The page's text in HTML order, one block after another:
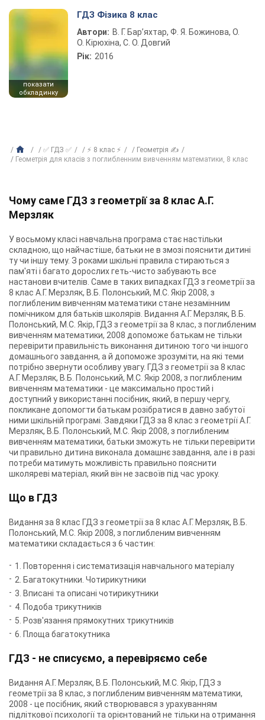
показати
обкладинку
ГДЗ Фізика 8 клас
Автори: В. Г. Бар’яхтар, Ф. Я. Божинова, О.
О. Кірюхіна, С. О. Довгий
Рік: 2016
✅ ГДЗ ✅ ⚡ 8 клас ⚡
Геометрія ✍
Геометрія для класів з поглибленним вивченням математики, 8 клас
Чому саме ГДЗ з геометрії за 8 клас А.Г.
Мерзляк
У восьмому класі навчальна програма стає настільки
складною, що найчастіше, батьки не в змозі пояснити дитині
ту чи іншу тему. З роками шкільні правила стираються з
пам'яті і багато дорослих геть-чисто забувають все
настанови вчителів. Саме в таких випадках ГДЗ з геометрії за
8 клас А.Г. Мерзляк, В.Б. Полонський, М.С. Якір 2008, з
поглибленим вивченням математики стане незамінним
помічником для батьків школярів. Видання А.Г. Мерзляк, В.Б.
Полонський, М.С. Якір, ГДЗ з геометрії за 8 клас, з поглибленим
вивченням математики, 2008 допоможе батькам не тільки
перевірити правильність виконання дитиною того чи іншого
домашнього завдання, а й допоможе зрозуміти, на які теми
потрібно звернути особливу увагу. ГДЗ з геометрії за 8 клас
А.Г. Мерзляк, В.Б. Полонський, М.С. Якір 2008, з поглибленим
вивченням математики - це максимально простий і
доступний у використанні посібник, який, в першу чергу,
покликане допомогти батькам розібратися в давно забутої
ними шкільній програмі. Завдяки ГДЗ за 8 клас з геометрії А.Г.
Мерзляк, В.Б. Полонський, М.С. Якір 2008, з поглибленим
вивченням математики, батьки зможуть не тільки перевірити
чи правильно дитина виконала домашнє завдання, але і в разі
потреби матимуть можливість правильно пояснити
школяреві матеріал, який він не засвоїв під час уроку.
Що в ГДЗ
Видання за 8 клас ГДЗ з геометрії за 8 клас А.Г. Мерзляк, В.Б.
Полонський, М.С. Якір 2008, з поглибленим вивченням
математики складається з 6 частин:
1. Повторення і систематизація навчального матеріалу
2. Багатокутники. Чотирикутники
3. Вписані та описані чотирикутники
4. Подоба трикутників
5. Розв'язання прямокутних трикутників
6. Площа багатокутника
ГДЗ - не списуємо, а перевіряємо себе
Видання А.Г. Мерзляк, В.Б. Полонський, М.С. Якір, ГДЗ з
геометрії за 8 клас, з поглибленим вивченням математики,
2008 - це посібник, який створювався з урахуванням
підліткової психології та орієнтований не тільки на отримання